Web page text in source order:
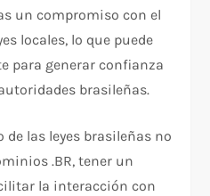
un compromiso con el
locales, lo que puede
para generar confianza
brasileñas.
las leyes brasileñas no
.BR, tener un
la interacción con